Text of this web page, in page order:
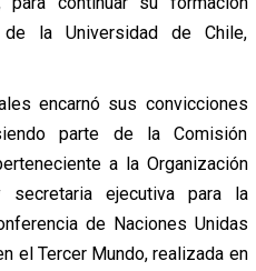
la Universidad de Chile,
encarnó sus convicciones
parte de la Comisión
a la Organización
secretaria ejecutiva para la
de Naciones Unidas
el Tercer Mundo, realizada en